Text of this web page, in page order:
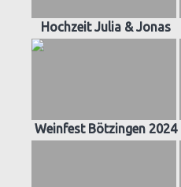
Hochzeit Julia & Jonas
Weinfest Bötzingen 2024